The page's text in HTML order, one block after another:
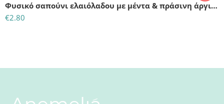
Φυσικό σαπούνι ελαιόλαδου με μέντα & πράσινη άργιλο
€2.80